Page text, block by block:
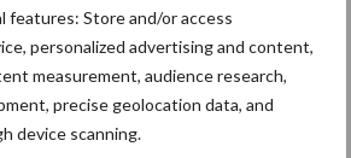
features: Store and/or access
personalized advertising and content,
measurement, audience research,
precise geolocation data, and
device scanning.
Bemesting Fokkerij